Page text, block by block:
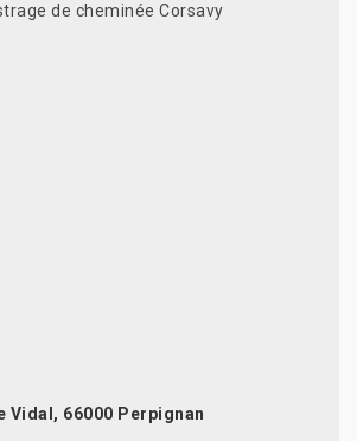
de cheminée Corsavy
Vidal, 66000 Perpignan